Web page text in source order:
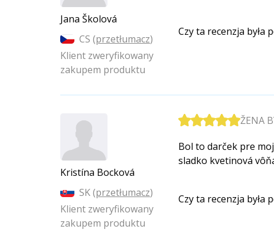
Jana Školová
CS (przetłumacz)
Klient zweryfikowany
zakupem produktu
Czy ta recenzja była
Kristína Bocková
SK (przetłumacz)
Klient zweryfikowany
zakupem produktu
ŽENA
Bol to darček pre
sladko kvetinová
Czy ta recenzja była